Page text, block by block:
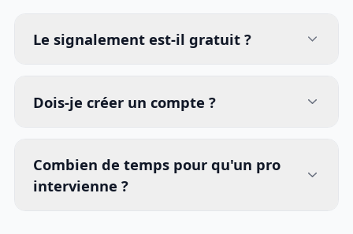
Le signalement est-il gratuit ?
Dois-je créer un compte ?
Combien de temps pour qu'un pro
intervienne ?